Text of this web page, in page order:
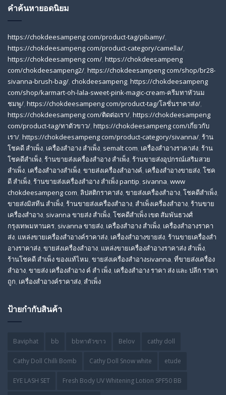
คำค้นหายอดนิยม
https://chokdeesampeng com/product-tag/pibamy/,
https://chokdeesampeng com/product-category/camella/,
https://chokdeesampeng com/, https://chokdeesampeng
com/chokdeesampeng2/, https://chokdeesampeng com/shop/br28-
sivanna-brush-bag/, chokdeesampeng, https://chokdeesampeng
com/shop/karmart-oh-lala-sweet-pink-magic-cream-ครีมทาหัวนม
ชมพู/, https://chokdeesampeng com/product-tag/โลชั่นราคาส่ง/,
https://chokdeesampeng com/ติดต่อเรา/, https://chokdeesampeng
com/product-tag/ทาตัวขาว/, https://chokdeesampeng com/เกี่ยวกับ
เรา/, https://chokdeesampeng com/product-category/sivanna/, ร้าน
โชคดี สําเพ็ง, เครื่องสำอาง สำเพ็ง, semalt com, เครื่องสำอางราคาส่ง, ร้าน
โชคดีสำเพ็ง, ร้านขายส่งเครื่องสําอาง สําเพ็ง, ร้านขายส่งอุปกรณ์เสริมสวย
สําเพ็ง, เครื่องสำอางสำเพ็ง, ขายส่งเครื่องสำอางค์, เครื่องสำอางขายส่ง, โชค
ดี สําเพ็ง, ร้านขายส่งเครื่องสําอาง สําเพ็ง pantip, sivanna, www
chokdeesampeng com, ลิปสติกราคาส่ง, ขายส่งเครื่องสำอาง, โชคดีสำเพ็ง,
ขายส่งมิสทีน สําเพ็ง, ร้านขายส่งเครื่องสำอาง, สําเพ็งเครื่องสําอาง, ร้านขาย
เครื่องสำอาง, sivanna ขายส่ง สําเพ็ง, โชคดีสำเพ็ง เขต สัมพันธวงศ์
กรุงเทพมหานคร, sivanna ขายส่ง, เครื่องสําอาง สําเพ็ง, เครื่องสําอางราคา
ส่ง, แหล่งขายเครื่องสําอางค์ราคาส่ง, เครื่องสําอางขายส่ง, ร้านขายเครื่องสํา
อางราคาส่ง, ขายส่งเครื่องสําอาง, แหล่งขายเครื่องสําอางราคาส่ง สําเพ็ง,
ร้านโชคดี สําเพ็ง ของแท้ไหม, ขายส่งเครื่องสําอางsivanna, ที่ขายส่งเครื่อง
สําอาง, ขายส่ง เครื่องสำอาง ค์ สำ เพ็ง, เครื่องสำอาง ราคา ส่ง และ ปลีก ราคา
ถูก, เครื่องสำอางค์ราคาส่ง, สำเพ็ง
ป้ายกำกับสินค้า
Baviphat bb bbทาตัวขาว Belov cathy doll
Cathy Doll Chilli Bomb Cathy Doll Snow white etude
EYE LASH SET Fresh Body UV Whitening Lotion SPF50 BB